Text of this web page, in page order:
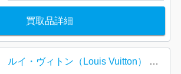
買取品詳細
ルイ・ヴィトン（Louis Vuitton） モノグラム・ヴェルニ リード【イオン函館上磯店】